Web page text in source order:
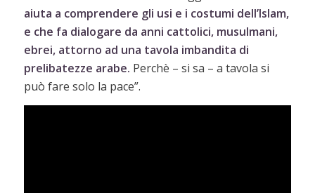
aiuta a comprendere gli usi e i costumi dell’Islam,
e che fa dialogare da anni cattolici, musulmani,
ebrei, attorno ad una tavola imbandita di
prelibatezze arabe. Perchè – si sa – a tavola si
può fare solo la pace”.